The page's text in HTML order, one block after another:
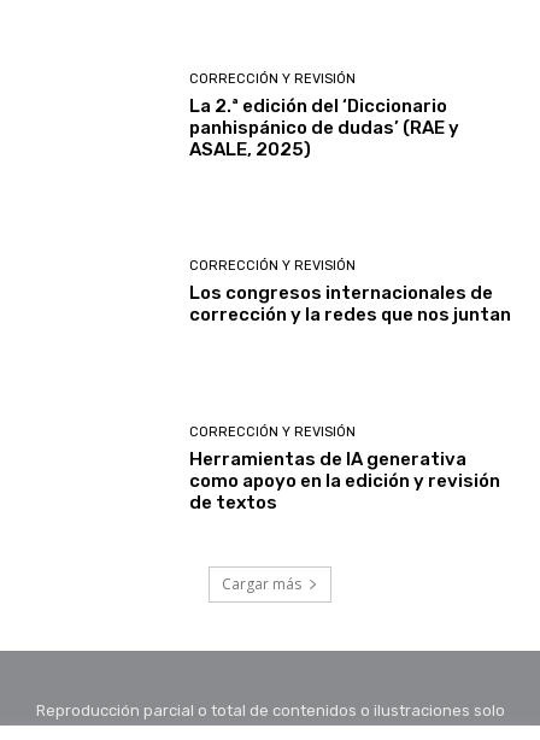
CORRECCIÓN Y REVISIÓN
La 2.ª edición del ‘Diccionario
panhispánico de dudas’ (RAE y
ASALE, 2025)
CORRECCIÓN Y REVISIÓN
Los congresos internacionales de
corrección y la redes que nos juntan
CORRECCIÓN Y REVISIÓN
Herramientas de IA generativa
como apoyo en la edición y revisión
de textos
Cargar más
Reproducción parcial o total de contenidos o ilustraciones solo